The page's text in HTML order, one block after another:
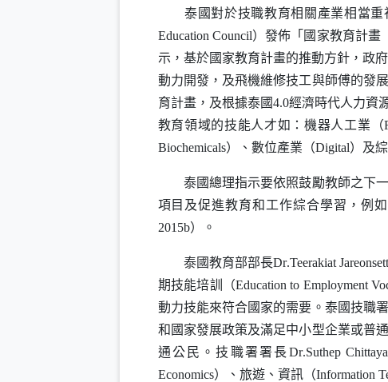
泰國對於技職教育相關產業相當重
Education Council）發佈「國家教育計畫
示，基於國家教育計畫的推動方針，政
動力開發，及飛機維修技工與師傅的發
育計畫，及根據泰國4.0經濟時代人力資
教育領域的技能人才如：機器人工業（
Biochemicals）、數位產業（Digital）及
泰國總理指示要依照鼓勵教師之下一
項目及促進教育和工作綜合學習，例
2015b）。
泰國教育部部長Dr.Teerakiat
期技能培訓（Education to Employment
動力技能來符合國家的需要。泰國技職
和國家發展政策及滿足中小型企業或普
通公民。技職署署長Dr.Suthep
Economics）、旅遊、資訊（Information